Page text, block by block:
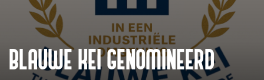
BLAUWE KEI GENOMINEERD